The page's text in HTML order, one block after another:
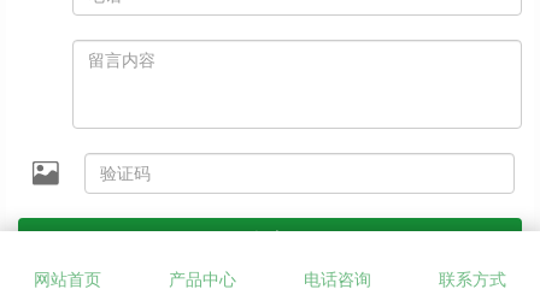
网站首页 产品中心 电话咨询 联系方式